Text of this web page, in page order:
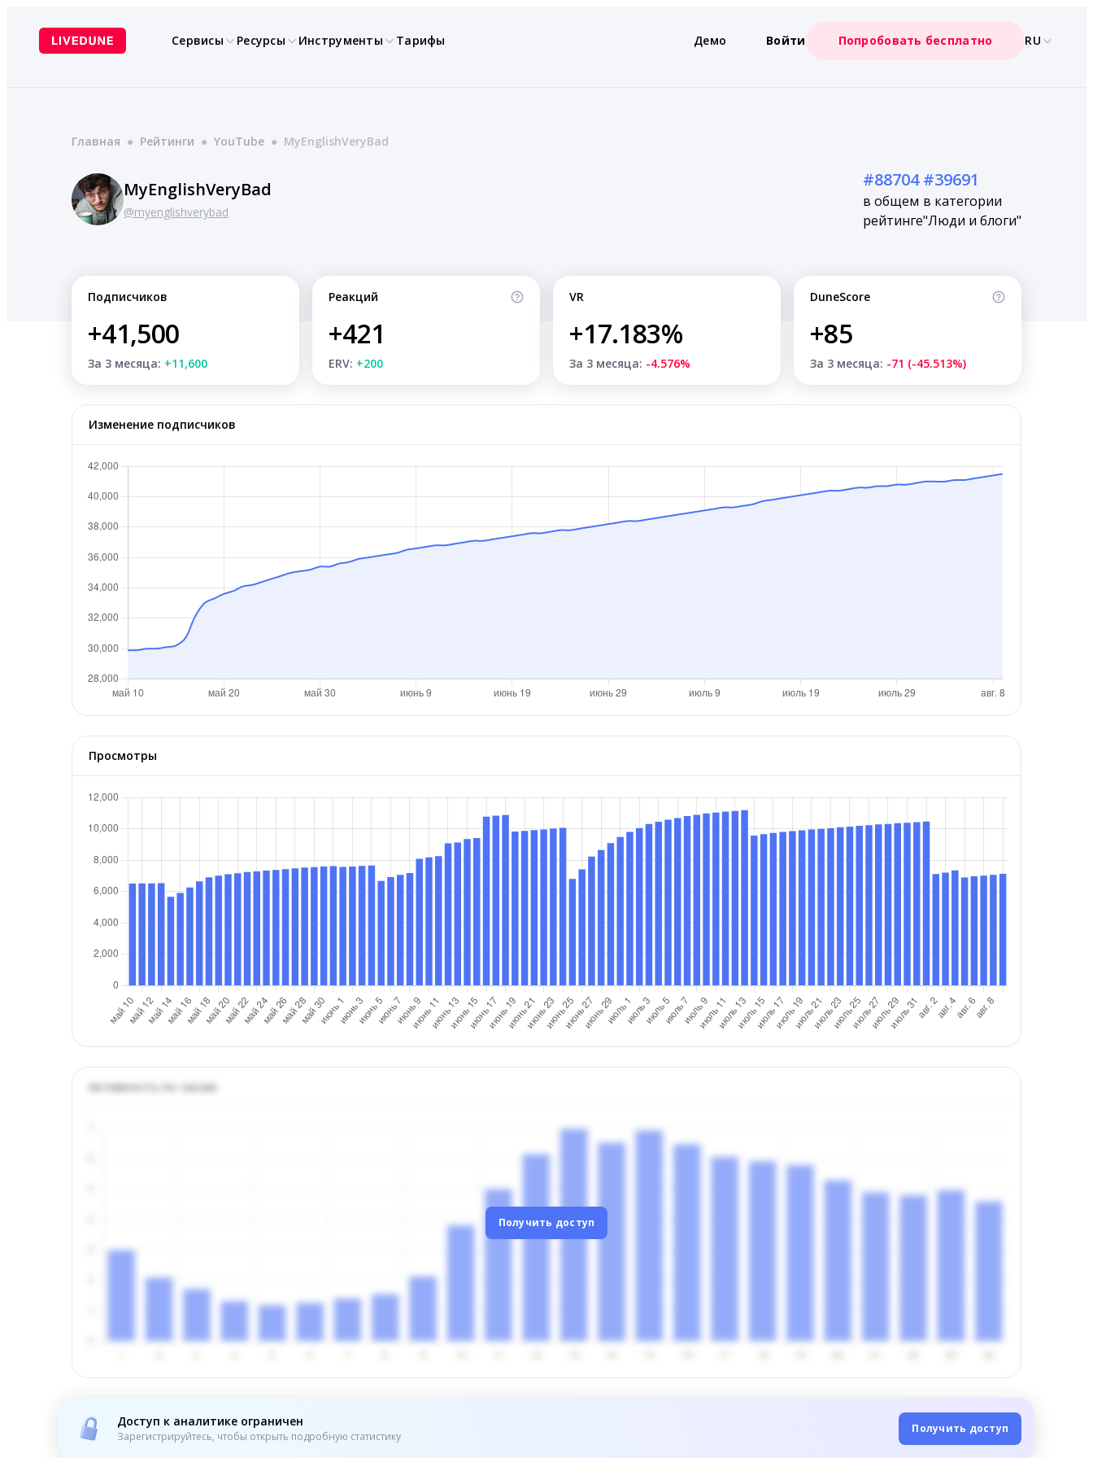
содержимому
Сервисы Ресурсы Инструменты Тарифы Демо Войти Попробовать бесплатно RU
Главная ● Рейтинги ● YouTube ● MyEnglishVeryBad
MyEnglishVeryBad
@myenglishverybad
#88704
в общем
рейтинге
#39691
в категории
"Люди и блоги"
Подписчиков
+41,500
За 3 месяца: +11,600
Реакций
+421
ERV: +200
VR
+17.183%
За 3 месяца: -4.576%
DuneScore
+85
За 3 месяца: -71 (-45.513%)
Изменение подписчиков
Просмотры
Активность по часам
Получить доступ
Доступ к аналитике ограничен
Зарегистрируйтесь, чтобы открыть подробную статистику
Получить доступ